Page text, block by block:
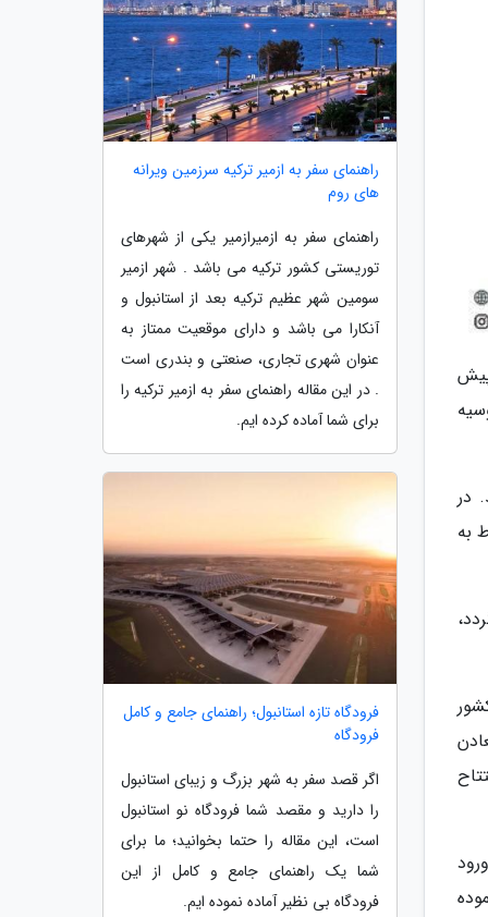
پیش
در
به
می گردد،
راهنمای سفر به ازمیر ترکیه سرزمین ویرانه
های روم
راهنمای سفر به ازمیرازمیر یکی از شهرهای
توریستی کشور ترکیه می باشد . شهر ازمیر
سومین شهر عظیم ترکیه بعد از استانبول و
آنکارا می باشد و دارای موقعیت ممتاز به
عنوان شهری تجاری، صنعتی و بندری است
. در این مقاله راهنمای سفر به ازمیر ترکیه را
برای شما آماده کرده ایم.
فرودگاه تازه استانبول؛ راهنمای جامع و کامل
فرودگاه
اگر قصد سفر به شهر بزرگ و زیبای استانبول
را دارید و مقصد شما فرودگاه نو استانبول
است، این مقاله را حتما بخوانید؛ ما برای
شما یک راهنمای جامع و کامل از این
فرودگاه بی نظیر آماده نموده ایم.